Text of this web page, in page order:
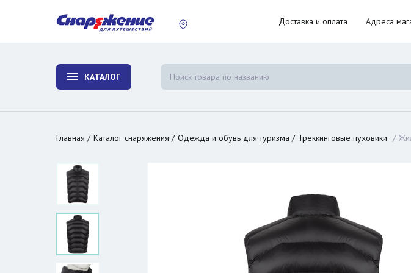
Доставка и оплата Адреса
КАТАЛОГ
Главная Каталог снаряжения Одежда и обувь для туризма Треккинговые пуховики